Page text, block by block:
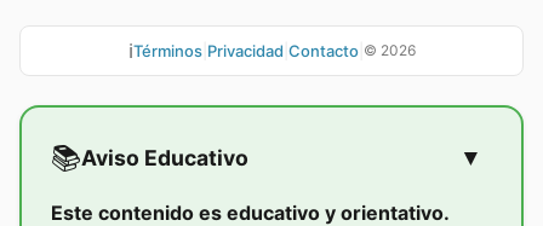
ℹ️Términos| Privacidad Contacto| © 2026
📚Aviso Educativo ▼
Este contenido es educativo y orientativo.